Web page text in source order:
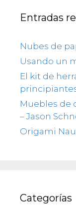
Entradas
Nubes de
Usando un
El kit de
Muebles de
– Jason
Origami
Categorías